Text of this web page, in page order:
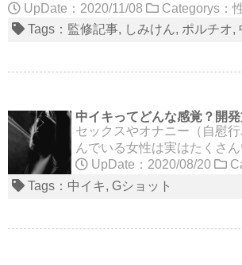
UpDate：2020/11/08
Categorys：
Tags： 監修記事 しみけん ポルチオ
中イキってどんな感覚？開
セックスやオナニー（自慰
んでいる女性は実はたくさ
UpDate：2020/08/20
Tags： 中イキ Gショット